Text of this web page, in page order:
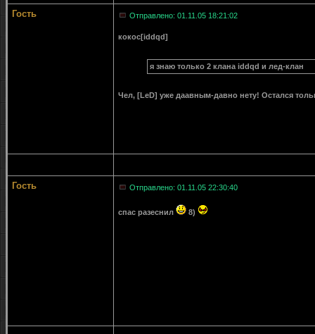
Гость Отправлено: 01.11.05 18:21:02
кокос[iddqd]
я знаю только 2 клана iddqd и лед-клан
Чел, [LeD] уже даавным-давно нету! Остался
Гость Отправлено: 01.11.05 22:30:40
спас разеснил 8)